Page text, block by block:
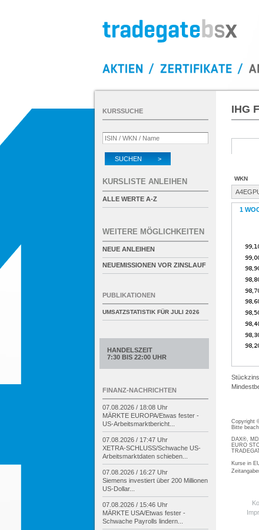
IHG
WKN
1
Copyright
Bitte
DAX®,
EURO
Kurse in
KURSSUCHE
SUCHEN >
KURSLISTE ANLEIHEN
ALLE WERTE A-Z
WEITERE MÖGLICHKEITEN
NEUE ANLEIHEN
NEUEMISSIONEN VOR ZINSLAUF
PUBLIKATIONEN
UMSATZSTATISTIK FÜR JULI 2026
HANDELSZEIT
7:30 BIS 22:00 UHR
FINANZ-NACHRICHTEN
07.08.2026 / 18:08 Uhr
MÄRKTE EUROPA/Etwas fester -
US-Arbeitsmarktbericht...
07.08.2026 / 17:47 Uhr
XETRA-SCHLUSS/Schwache US-
Arbeitsmarktdaten schieben...
07.08.2026 / 16:27 Uhr
Siemens investiert über 200 Millionen
US-Dollar...
07.08.2026 / 15:46 Uhr
MÄRKTE USA/Etwas fester -
Schwache Payrolls lindern...